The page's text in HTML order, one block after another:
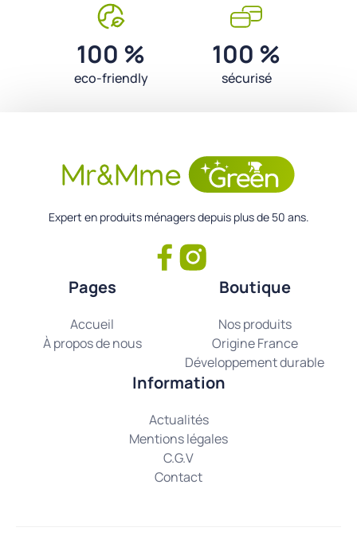
100 %
eco-friendly
100 %
sécurisé
Expert en produits ménagers depuis plus de 50 ans.
Pages
Accueil
À propos de nous
Boutique
Nos produits
Origine France
Développement durable
Information
Actualités
Mentions légales
C.G.V
Contact